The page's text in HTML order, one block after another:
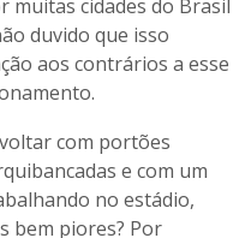
muitas cidades do Brasil
duvido que isso
aos contrários a esse
com portões
e com um
no estádio,
bem piores? Por